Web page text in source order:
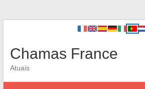
Chamas France
Atuais